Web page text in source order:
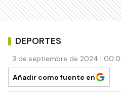
DEPORTES
3 de septiembre de 2024 |
Añadir como fuente en